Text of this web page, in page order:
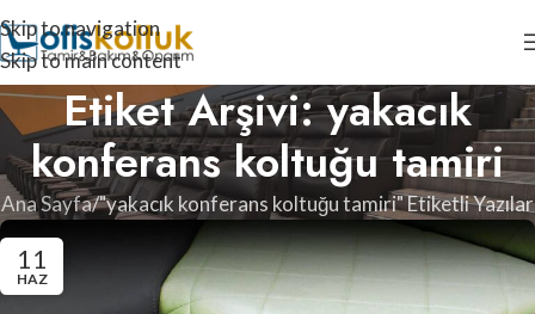
Skip to navigation
Skip to main content
Etiket Arşivi: yakacık
konferans koltuğu tamiri
Ana Sayfa "yakacık konferans koltuğu tamiri" Etiketli Yazılar
11
HAZ